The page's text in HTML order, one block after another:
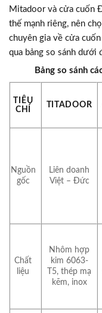
Mitadoor và cửa cuốn
thế mạnh riêng, nên
chuyên gia về cửa
qua bảng so sánh dưới
Bảng so sánh
TIÊU
CHÍ
TITADOOR
Nguồn
gốc
Liên doanh
Việt – Đức
Chất
liệu
Nhôm hợp
kim 6063-
T5, thép mạ
kẽm, inox